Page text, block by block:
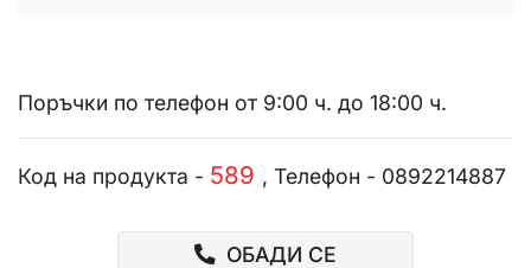
Поръчки по телефон от 9:00 ч. до 18:00 ч.
Код на продукта - 589 , Телефон - 0892214887
ОБАДИ СЕ